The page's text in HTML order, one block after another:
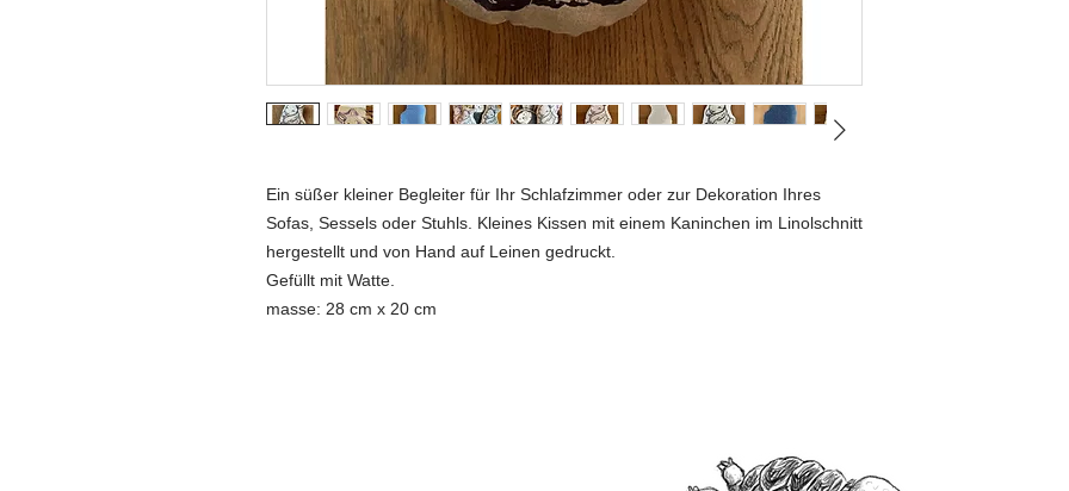
Ein süßer kleiner Begleiter für Ihr Schlafzimmer oder zur Dekoration Ihres
Sofas, Sessels oder Stuhls. Kleines Kissen mit einem Kaninchen im Linolschnitt
hergestellt und von Hand auf Leinen gedruckt.
Gefüllt mit Watte.
masse: 28 cm x 20 cm